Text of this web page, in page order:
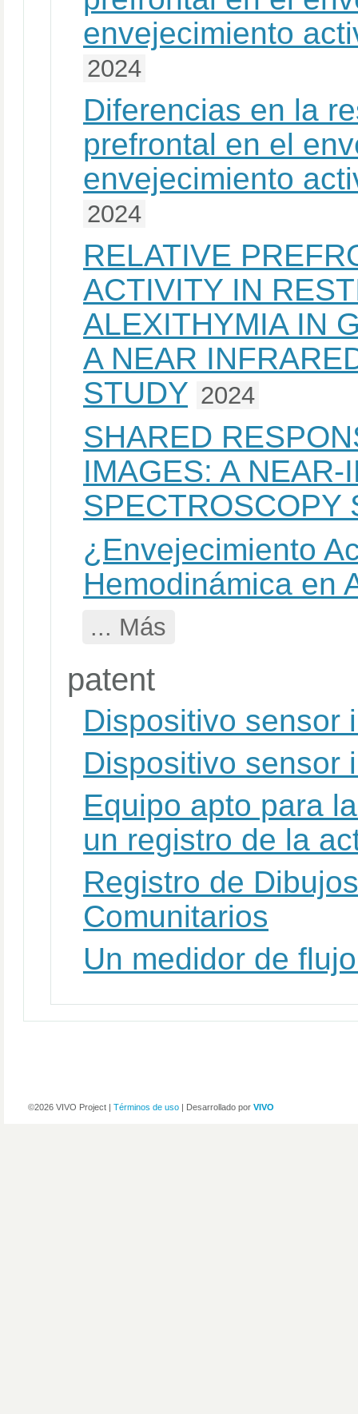
envejecimiento
2024
Diferencias en la
prefrontal en el
envejecimiento
2024
RELATIVE
ACTIVITY IN
ALEXITHYMIA IN
A NEAR
STUDY 2024
SHARED
IMAGES: A NEAR-
SPECTROSCOPY
¿Envejecimiento
Hemodinámica en
... Más
patent
Dispositivo sensor
Dispositivo sensor
Equipo apto para
un registro de la
Registro de
Comunitarios
Un medidor de
©2026 VIVO Project | Términos de uso | Desarrollado por VIVO